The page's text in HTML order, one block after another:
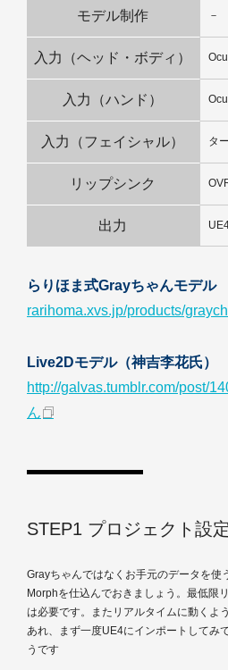
モデル制作 －
入力（ヘッド・ボディ）
入力（ハンド）
入力（フェイシャル） タ
リップシンク
出力
らりほま式Grayちゃんモデル
rarihoma.xvs.jp/products/
Live2Dモデル（神吉李花氏）
http://galvas.tumblr.com/post/
ん
STEP1 プロジェクト設
Grayちゃんではなくお手元のデータを使
Morphを仕込んでおきましょう。最低限
は必要です。またリアルタイムに動くよ
あれ、まず一度UE4にインポートしてみ
うです